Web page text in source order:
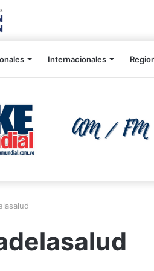
Internacionales